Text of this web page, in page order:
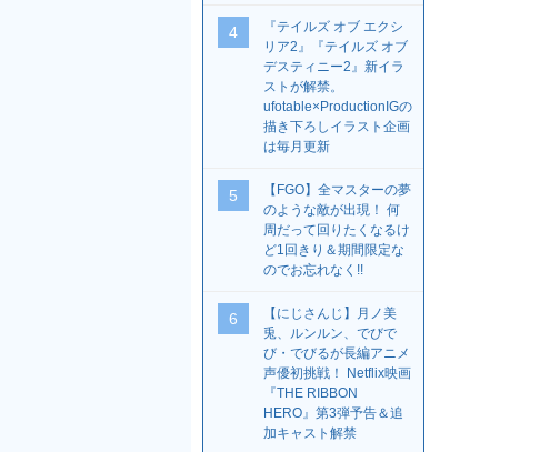
4
『テイルズ オブ エクシ
リア2』『テイルズ オブ
デスティニー2』新イラ
ストが解禁。
ufotable×ProductionIGの
描き下ろしイラスト企画
は毎月更新
5
【FGO】全マスターの夢
のような敵が出現！ 何
周だって回りたくなるけ
ど1回きり＆期間限定な
のでお忘れなく!!
6
【にじさんじ】月ノ美
兎、ルンルン、でびで
び・でびるが長編アニメ
声優初挑戦！ Netflix映画
『THE RIBBON
HERO』第3弾予告＆追
加キャスト解禁